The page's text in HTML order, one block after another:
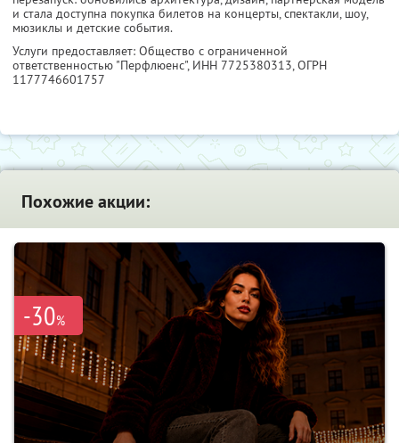
и стала доступна покупка билетов на концерты, спектакли, шоу,
мюзиклы и детские события.
Услуги предоставляет: Общество с ограниченной
ответственностью "Перфлюенс", ИНН 7725380313, ОГРН
1177746601757
Похожие акции:
-30%